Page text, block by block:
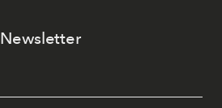
Newsletter